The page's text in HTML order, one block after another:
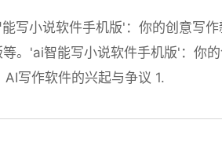
写小说软件手机版'：你的创意写
。'ai智能写小说软件手机版'：你
写作软件的兴起与争议 1.